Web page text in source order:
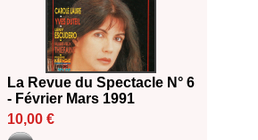
La Revue du Spectacle N° 6
- Février Mars 1991
10,00 €